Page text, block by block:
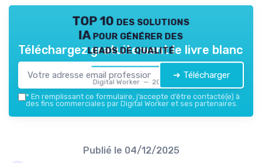
TOP 10 des solutions
IA pour générer des
leads de qualité
Digital Worker — 2026
Téléchargez gratuitement le livre blanc
➔ Télécharger
* En remplissant ce formulaire, j’accepte d’être contacté(e) à
des fins commerciales par Digital Worker et ses partenaires.
Publié le 04/12/2025